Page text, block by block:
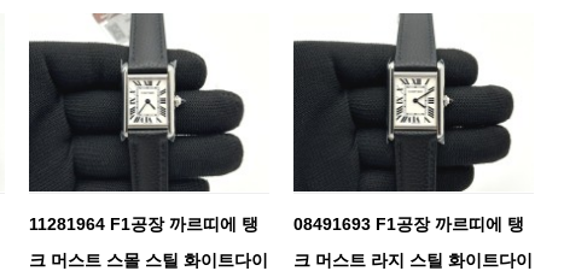
11281964 F1공장 까르띠에 탱
크 머스트 스몰 스틸 화이트다이
08491693 F1공장 까르띠에 탱
크 머스트 라지 스틸 화이트다이